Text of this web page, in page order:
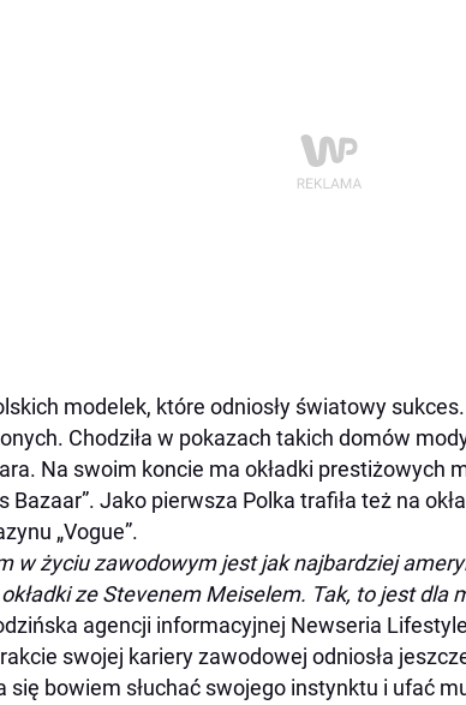
modelek, które odniosły światowy
Chodziła w pokazach takich domów
Na swoim koncie ma okładki prestiżowych
Bazaar”. Jako pierwsza Polka trafiła też na
„Vogue”.
w życiu zawodowym jest jak najbardziej
okładki ze Stevenem Meiselem. Tak, to jest dla
agencji informacyjnej Newseria
swojej kariery zawodowej odniosła
się bowiem słuchać swojego instynktu i ufać